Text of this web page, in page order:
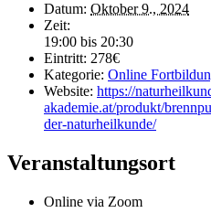
Datum: Oktober 9., 2024
Zeit:
19:00 bis 20:30
Eintritt: 278€
Kategorie: Online
Website: https://
akademie.at/produkt/
der-naturheilkunde/
Veranstaltungsort
Online via Zoom